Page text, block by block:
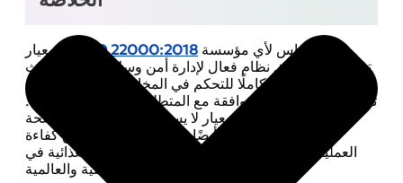
ISO 22000:2018
تسعى إلى تطبيق نظام فعال لإدارة أمن وسلامة الغذاء، حيث
يوفر إطارًا متكاملًا للتحكم في المخاطر الغذائية وضمان
تقديم منتجات آمنة ومتوافقة مع المتطلبات القانونية والدولية.
إن تطبيق هذا المعيار لا يساهم فقط في حماية صحة
المستهلك، بل يعزز أيضًا ثقة العملاء، ويرفع من كفاءة
العمليات، ويدعم القدرة التنافسية للمؤسسات الغذائية في